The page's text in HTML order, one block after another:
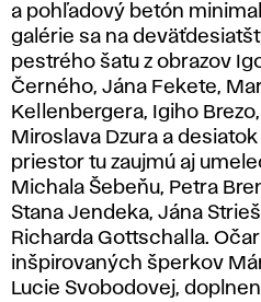
a pohľadový betón
galérie sa na
pestrého šatu z obrazov
Černého, Jána Fekete,
Kellenbergera, Igiho
Miroslava Dzura a
priestor tu zaujmú aj
Michala Šebeňu, Petra
Stana Jendeka, Jána
Richarda Gottschalla.
inšpirovaných šperkov
Lucie Svobodovej,